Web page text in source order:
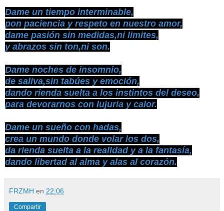
Dame un tiempo interminable,
pon paciencia y respeto en nuestro amor,
dame pasión sin medidas,ni limites,
y abrazos sin ton,ni son.
Dame noches de insomnio,
de saliva,sin tabúes y emoción,
dando rienda suelta a los instintos del deseo,
para devorarnos con lujuria y calor.
Dame un sueño con hadas,
crea un mundo donde volar los dos,
da rienda suelta a la realidad y a la fantasía,
dando libertad al alma y alas al corazón.
FRZMH en 22:06
Compartir